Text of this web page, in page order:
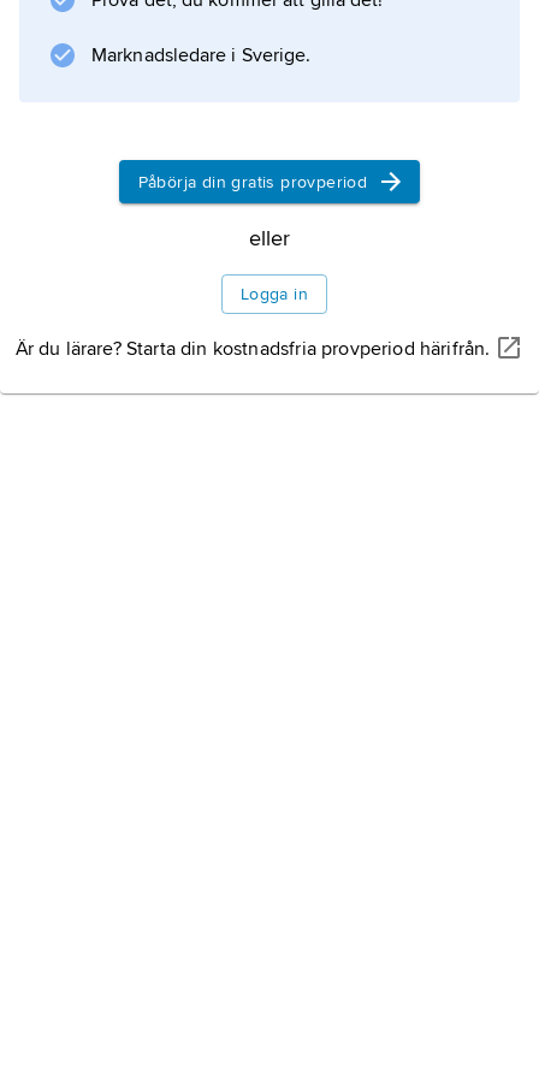
Marknadsledare i Sverige.
Påbörja din gratis provperiod
eller
Logga in
Är du lärare? Starta din kostnadsfria provperiod härifrån.